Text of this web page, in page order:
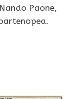
Paone,